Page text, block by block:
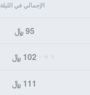
الإجمالي في الليلة
95 ﷼
102 ﷼
111 ﷼